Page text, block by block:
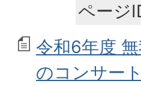
ページ
令和6年度
のコンサー